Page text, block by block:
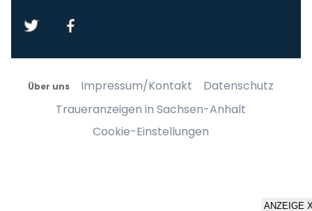
Über uns Impressum/Kontakt
Datenschutz
Traueranzeigen in Sachsen-Anhalt
Cookie-Einstellungen
ANZEIGE